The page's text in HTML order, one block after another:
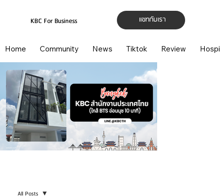
แชทกับเรา
KBC For Business
Home Community News Tiktok Review
All Posts